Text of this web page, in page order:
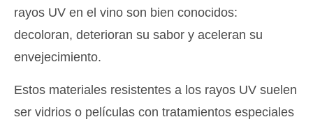
rayos UV en el vino son bien conocidos:
decoloran, deterioran su sabor y aceleran su
envejecimiento.
Estos materiales resistentes a los rayos UV suelen
ser vidrios o películas con tratamientos especiales